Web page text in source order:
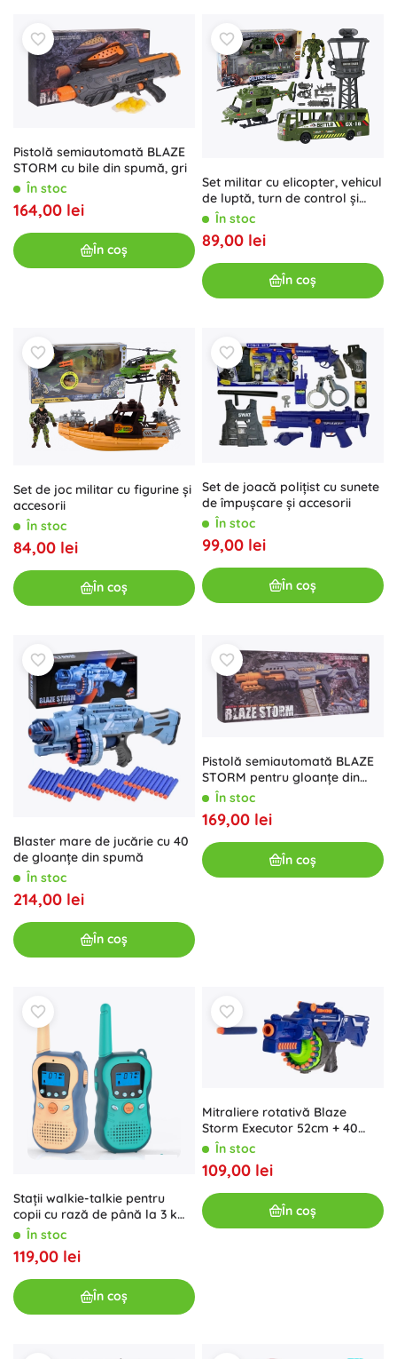
Pistolă semiautomată BLAZE
STORM cu bile din spumă, gri
În stoc
164,00 lei
În coș
Set militar cu elicopter, vehicul
de luptă, turn de control și
figurină soldat
În stoc
89,00 lei
În coș
Set de joc militar cu figurine și
accesorii
În stoc
84,00 lei
În coș
Set de joacă polițist cu sunete
de împușcare și accesorii
În stoc
99,00 lei
În coș
Blaster mare de jucărie cu 40
de gloanțe din spumă
În stoc
214,00 lei
În coș
Pistolă semiautomată BLAZE
STORM pentru gloanțe din
spumă – gri
În stoc
169,00 lei
În coș
Stații walkie-talkie pentru
copii cu rază de până la 3 km,
16 cm
În stoc
119,00 lei
În coș
Mitraliere rotativă Blaze
Storm Executor 52cm + 40
gloanțe NERF
În stoc
109,00 lei
În coș